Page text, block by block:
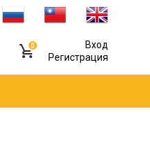
0
Вход
Регистрация